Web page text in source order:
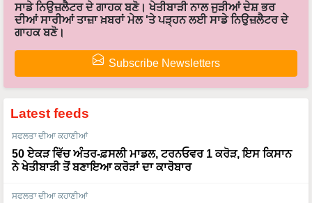
ਸਾਡੇ ਨਿਉਜ਼ਲੈਟਰ ਦੇ ਗਾਹਕ ਬਣੋ। ਖੇਤੀਬਾੜੀ ਨਾਲ ਜੁੜੀਆਂ ਦੇਸ਼ ਭਰ
ਦੀਆਂ ਸਾਰੀਆਂ ਤਾਜ਼ਾ ਖ਼ਬਰਾਂ ਮੇਲ 'ਤੇ ਪੜ੍ਹਨ ਲਈ ਸਾਡੇ ਨਿਉਜ਼ਲੈਟਰ ਦੇ
ਗਾਹਕ ਬਣੋ।
Subscribe Newsletters
Latest feeds
ਸਫਲਤਾ ਦੀਆ ਕਹਾਣੀਆਂ
50 ਏਕੜ ਵਿੱਚ ਅੰਤਰ-ਫ਼ਸਲੀ ਮਾਡਲ, ਟਰਨਓਵਰ 1 ਕਰੋੜ, ਇਸ ਕਿਸਾਨ
ਨੇ ਖੇਤੀਬਾੜੀ ਤੋਂ ਬਣਾਇਆ ਕਰੋੜਾਂ ਦਾ ਕਾਰੋਬਾਰ
ਸਫਲਤਾ ਦੀਆ ਕਹਾਣੀਆਂ